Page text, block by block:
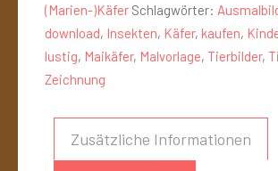
(Marien-)Käfer Schlagwörter:
download, Insekten, Käfer, kaufen,
lustig, Maikäfer, Malvorlage, Tierbilder,
Zeichnung
Zusätzliche Informationen